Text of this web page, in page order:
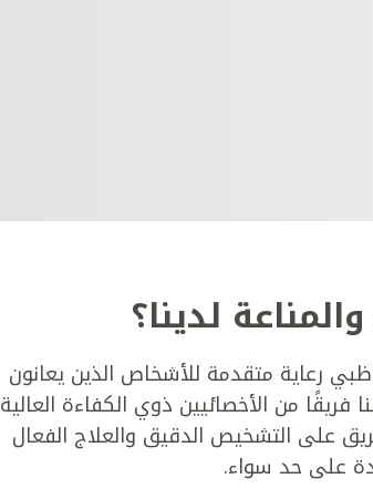
لدينا؟
رعاية متقدمة للأشخاص الذين يعانون
من الأخصائيين ذوي الكفاءة العالية
على التشخيص الدقيق والعلاج الفعال
على حد سواء.